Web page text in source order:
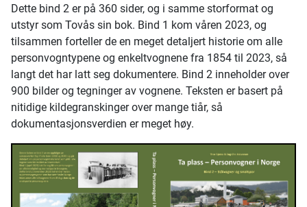
Dette bind 2 er på 360 sider, og i samme storformat og
utstyr som Tovås sin bok. Bind 1 kom våren 2023, og
tilsammen forteller de en meget detaljert historie om alle
personvogntypene og enkeltvognene fra 1854 til 2023, så
langt det har latt seg dokumentere. Bind 2 inneholder over
900 bilder og tegninger av vognene. Teksten er basert på
nitidige kildegranskinger over mange tiår, så
dokumentasjonsverdien er meget høy.